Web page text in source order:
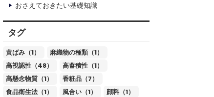
おさえておきたい基礎知識
タグ
黄ばみ（1）
麻織物の種類（1）
高視認性（48）
高蓄積性（1）
高懸念物質（1）
香粧品（7）
食品衛生法（1）
風合い（1）
顔料（1）